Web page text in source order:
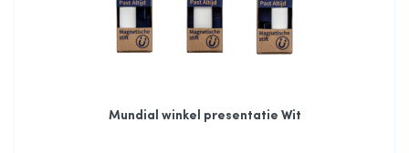
Mundial winkel presentatie Wit